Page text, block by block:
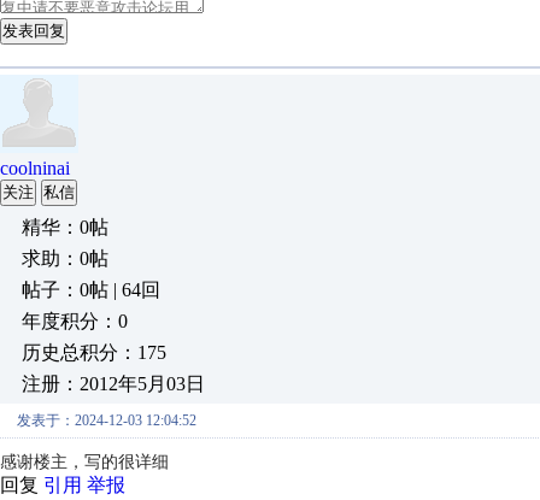
发表回复
coolninai
关注 私信
精华：0帖
求助：0帖
帖子：0帖 | 64回
年度积分：0
历史总积分：175
注册：2012年5月03日
发表于：2024-12-03 12:04:52
感谢楼主，写的很详细
回复 引用 举报